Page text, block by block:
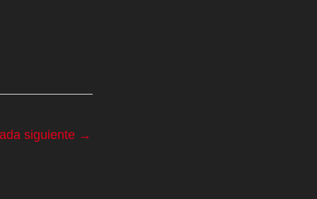
siguiente →